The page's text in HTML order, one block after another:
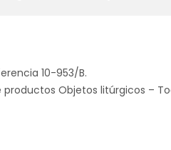
10-953/B.
Objetos litúrgicos –